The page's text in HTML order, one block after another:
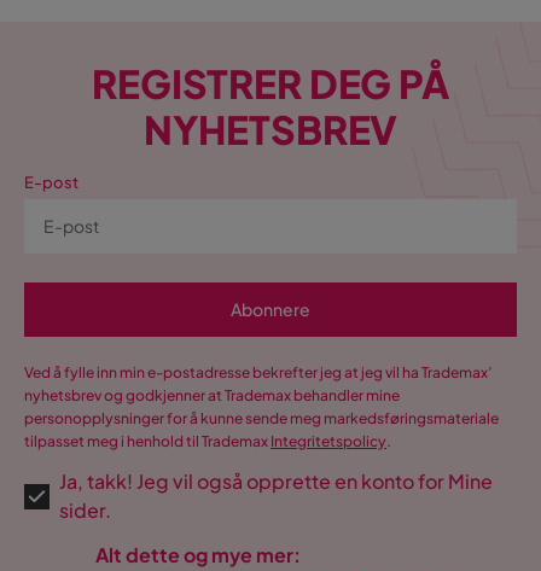
REGISTRER DEG PÅ
NYHETSBREV
E-post
Abonnere
Ved å fylle inn min e-postadresse bekrefter jeg at jeg vil ha Trademax’
nyhetsbrev og godkjenner at Trademax behandler mine
personopplysninger for å kunne sende meg markedsføringsmateriale
tilpasset meg i henhold til Trademax Integritetspolicy.
Ja, takk! Jeg vil også opprette en konto for Mine
sider.
Alt dette og mye mer: